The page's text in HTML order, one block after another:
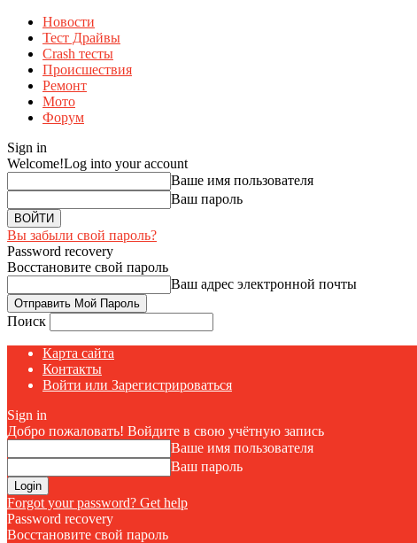
Новости
Тест Драйвы
Crash тесты
Происшествия
Ремонт
Мото
Форум
Sign in
Welcome!Log into your account
Ваше имя пользователя
Ваш пароль
Вы забыли свой пароль?
Password recovery
Восстановите свой пароль
Ваш адрес электронной почты
Поиск
Карта сайта
Контакты
Войти или Зарегистрироваться
Sign in
Добро пожаловать! Войдите в свою учётную запись
Ваше имя пользователя
Ваш пароль
Forgot your password? Get help
Password recovery
Восстановите свой пароль